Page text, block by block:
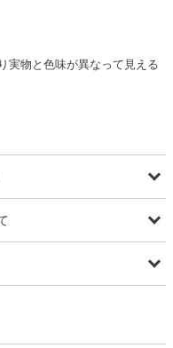
実物と色味が異なって見える